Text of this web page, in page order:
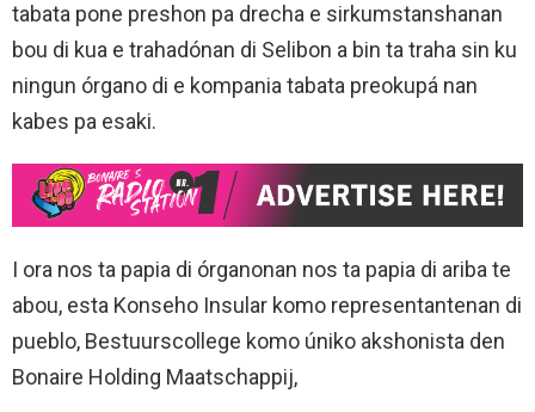
tabata pone preshon pa drecha e sirkumstanshanan
bou di kua e trahadónan di Selibon a bin ta traha sin ku
ningun órgano di e kompania tabata preokupá nan
kabes pa esaki.
I ora nos ta papia di órganonan nos ta papia di ariba te
abou, esta Konseho Insular komo representantenan di
pueblo, Bestuurscollege komo úniko akshonista den
Bonaire Holding Maatschappij,